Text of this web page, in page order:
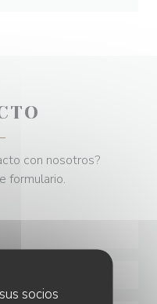
socios
con nosotros?
formulario.